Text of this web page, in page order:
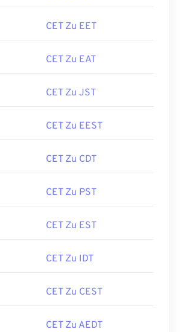
CET Zu EET
CET Zu EAT
CET Zu JST
CET Zu EEST
CET Zu CDT
CET Zu PST
CET Zu EST
CET Zu IDT
CET Zu CEST
CET Zu AEDT